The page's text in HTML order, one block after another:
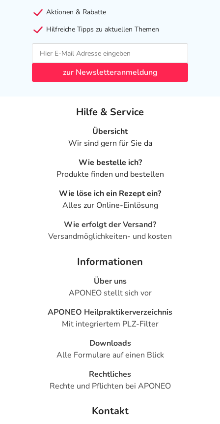
Aktionen & Rabatte
Hilfreiche Tipps zu aktuellen Themen
zur Newsletteranmeldung
Hilfe & Service
Übersicht
Wir sind gern für Sie da
Wie bestelle ich?
Produkte finden und bestellen
Wie löse ich ein Rezept ein?
Alles zur Online-Einlösung
Wie erfolgt der Versand?
Versandmöglichkeiten- und kosten
Informationen
Über uns
APONEO stellt sich vor
APONEO Heilpraktikerverzeichnis
Mit integriertem PLZ-Filter
Downloads
Alle Formulare auf einen Blick
Rechtliches
Rechte und Pflichten bei APONEO
Kontakt